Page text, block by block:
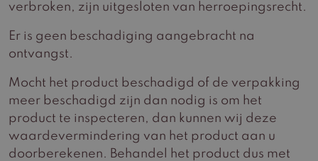
verbroken, zijn uitgesloten van herroepingsrecht.
Er is geen beschadiging aangebracht na
ontvangst.
Mocht het product beschadigd of de verpakking
meer beschadigd zijn dan nodig is om het
product te inspecteren, dan kunnen wij deze
waardevermindering van het product aan u
doorberekenen. Behandel het product dus met